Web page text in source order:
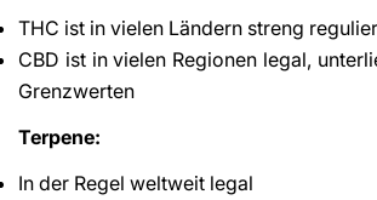
THC ist in vielen Ländern streng
CBD ist in vielen Regionen legal,
Grenzwerten
Terpene:
In der Regel weltweit legal